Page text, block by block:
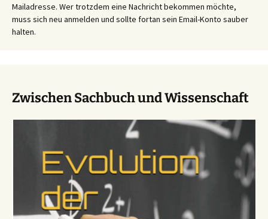
Mailadresse. Wer trotzdem eine Nachricht bekommen möchte,
muss sich neu anmelden und sollte fortan sein Email-Konto sauber
halten.
Zwischen Sachbuch und Wissenschaft